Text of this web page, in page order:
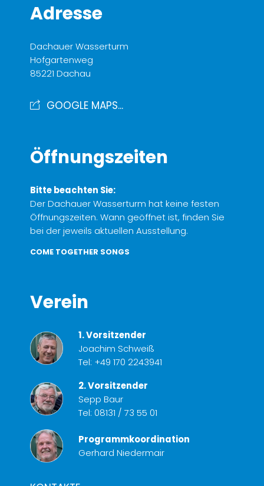
Adresse
Dachauer Wasserturm
Hofgartenweg
85221 Dachau
GOOGLE MAPS...
Öffnungszeiten
Bitte beachten Sie:
Der Dachauer Wasserturm hat keine festen
Öffnungszeiten. Wann geöffnet ist, finden Sie
bei der jeweils aktuellen Ausstellung.
COME TOGETHER SONGS
Verein
1. Vorsitzender
Joachim Schweiß
Tel: +49 170 2243941
2. Vorsitzender
Sepp Baur
Tel: 08131 / 73 55 01
Programmkoordination
Gerhard Niedermair